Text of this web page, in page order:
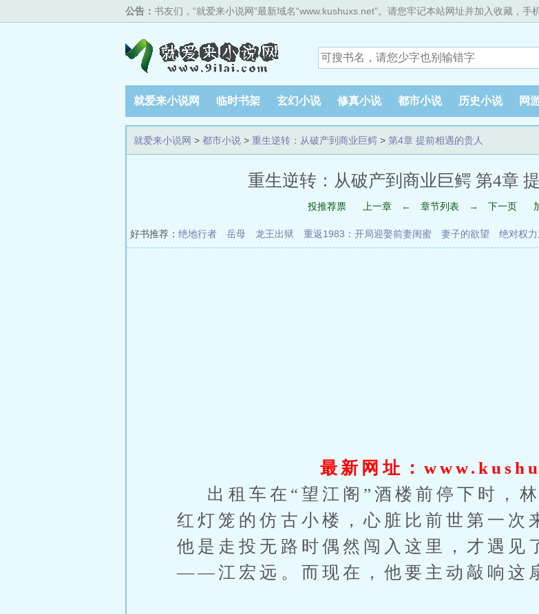
公告： 书友们，“就爱来小说网”最新域名“www.kushuxs.net”。请您牢记本站网址并加入收藏，手
就爱来小说网 临时书架 玄幻小说 修真小说 都市小说 历史小说 网
就爱来小说网 > 都市小说 > 重生逆转：从破产到商业巨鳄 > 第4章 提前相遇的贵人
重生逆转：从破产到商业巨鳄 第4章
投推荐票 上一章 ← 章节列表 → 下一页
好书推荐： 绝地行者 岳母 龙王出狱 重返1983：开局迎娶前妻闺蜜 妻子的欲望 绝对权
最新网址：
出租车在“望江阁”酒楼前停下时，林
红灯笼的仿古小楼，心脏比前世第一次
他是走投无路时偶然闯入这里，才遇见
——江宏远。而现在，他要主动敲响这